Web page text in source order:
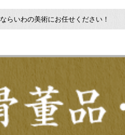
ならいわの美術にお任せください！